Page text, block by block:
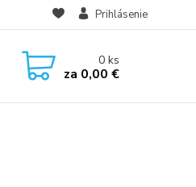
Prihlásenie
0ks
za 0,00 €